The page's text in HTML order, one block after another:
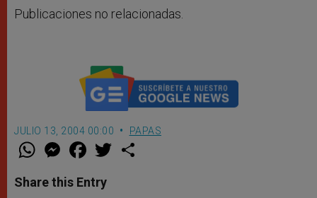
Publicaciones no relacionadas.
JULIO 13, 2004 00:00 PAPAS
W
t
s
M
e
s
e
F
a
e
b
w
Share this Entry